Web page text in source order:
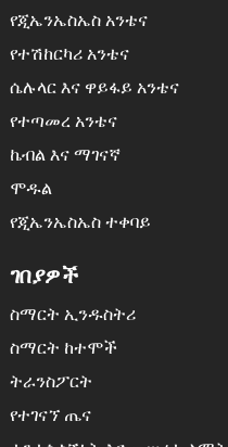
የጂኤንኤስኤስ አንቴና
የተሽከርካሪ አንቴና
ሴሉላር እና ዋይፋይ አንቴና
የተጣመረ አንቴና
ኬብል እና ማገናኛ
ሞዱል
የጂኤንኤስኤስ ተቀባይ
ገበያዎች
ስማርት ኢንዱስትሪ
ስማርት ከተሞች
ትራንስፖርት
የተገናኘ ጤና